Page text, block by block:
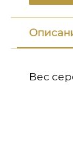
Вес